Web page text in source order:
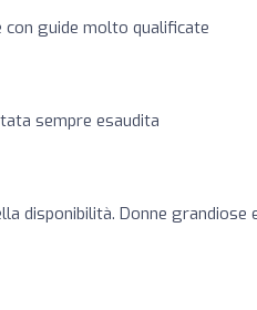
guide molto qualificate
sempre esaudita
disponibilità. Donne grandiose